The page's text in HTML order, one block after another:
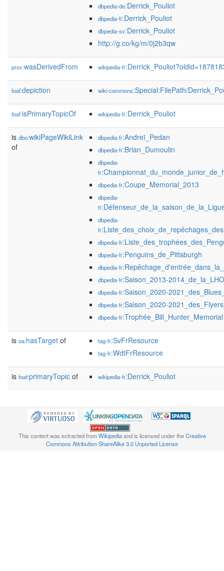
dbpedia-de:Derrick_Pouliot
dbpedia-fi:Derrick_Pouliot
dbpedia-sv:Derrick_Pouliot
http://g.co/kg/m/0j2b3qw
prov:wasDerivedFrom wikipedia-fr
foaf:depiction wiki-commons:Special:FilePath/
foaf:isPrimaryTopicOf wikipedia-fr:Derrick_Pouliot
is dbo:wikiPageWikiLink
of
dbpedia-fr:Andreï_Pedan
dbpedia-fr:Brian_Dumoulin
dbpedia-
fr
dbpedia-fr:Coupe_Memorial_2013
dbpedia-
fr
dbpedia-
fr
dbpedia-fr
dbpedia-fr:Penguins_de_Pittsburgh
dbpedia-fr
dbpedia-fr:Saison_2013-
dbpedia-fr:Saison_2020-
dbpedia-fr:Saison_2020-
dbpedia-fr:Trophée_Bill_Hunter_Memorial
is oa:hasTarget of tag-fr:SvFrResource
tag-fr:WdtFrResource
is foaf:primaryTopic of wikipedia-fr:Derrick_Pouliot
This content was extracted fromWikipediaand is licensed under theCreative
Commons Attribution-ShareAlike 3.0 Unported License